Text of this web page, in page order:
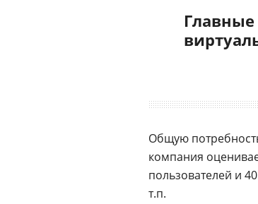
Общую
компания
пользователей и
т.п.